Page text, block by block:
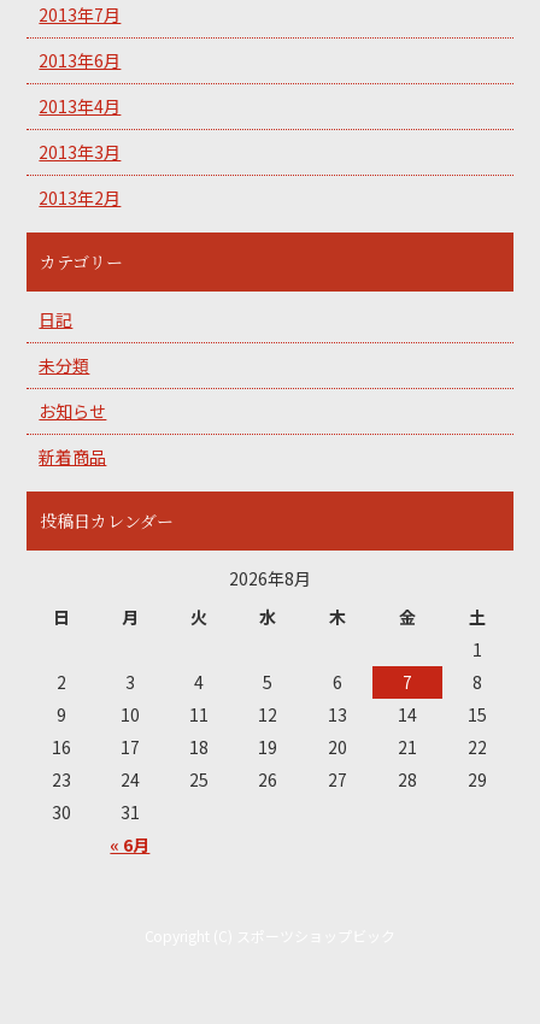
2013年7月
2013年6月
2013年4月
2013年3月
2013年2月
カテゴリー
日記
未分類
お知らせ
新着商品
投稿日カレンダー
2026年8月
日
月 火 水 木 金 土
« 6月
1
2
3 4 5 6 7
8
9
10 11 12 13 14
15
16
17 18 19 20 21
22
23
24 25 26 27 28
29
30
31